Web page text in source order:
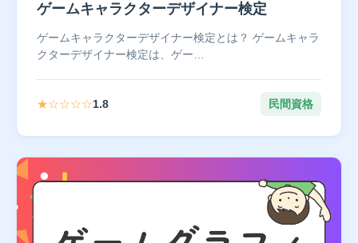
ゲームキャラクターデザイナー検定
ゲームキャラクターデザイナー検定とは？ ゲームキャラ
クターデザイナー検定は、ゲー…
★☆☆☆☆1.8 民間資格